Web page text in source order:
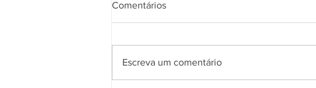
Comentários
Escreva um comentário